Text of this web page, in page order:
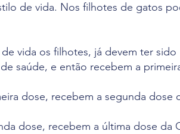
de vida. Nos filhotes de gatos
vida os filhotes, já devem ter sido
saúde, e então recebem a
dose, recebem a segunda dose
dose, recebem a última dose da